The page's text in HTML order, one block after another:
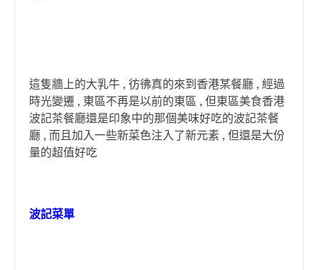
這隻牆上的大乳牛 , 彷彿真的來到香港某餐廳 , 經過
時光變遷 , 東區不再是以前的東區 , 但東區美食香港
波記茶餐廳還是印象中的那個美味好吃的波記茶餐
廳 , 而且加入一些新菜色注入了新元素 , 但還是大份
量的超值好吃
波記菜單